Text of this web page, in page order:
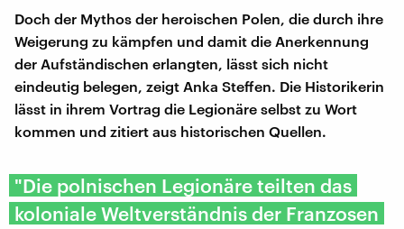
Doch der Mythos der heroischen Polen, die durch ihre
Weigerung zu kämpfen und damit die Anerkennung
der Aufständischen erlangten, lässt sich nicht
eindeutig belegen, zeigt Anka Steffen. Die Historikerin
lässt in ihrem Vortrag die Legionäre selbst zu Wort
kommen und zitiert aus historischen Quellen.
"Die polnischen Legionäre teilten das
koloniale Weltverständnis der Franzosen